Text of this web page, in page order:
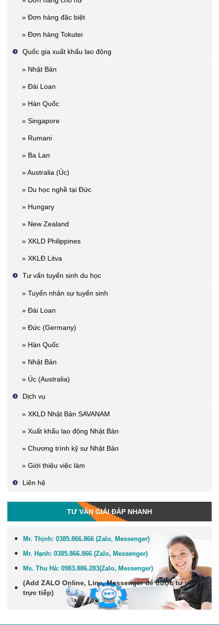
» Đơn hàng đặc biệt
» Đơn hàng Tokutei
Quốc gia xuất khẩu lao động
» Nhật Bản
» Đài Loan
» Hàn Quốc
» Singapore
» Rumani
» Ba Lan
» Australia (Úc)
» Du học nghề tại Đức
» Hungary
» New Zealand
» XKLD Philippines
» XKLĐ Litva
Tư vấn tuyển sinh du học
» Tuyển nhân sự tuyển sinh
» Đài Loan
» Đức (Germany)
» Hàn Quốc
» Nhật Bản
» Úc (Australia)
Dịch vụ
» XKLD Nhật Bản SAVANAM
» Xuất khẩu lao động Nhật Bản
» Chương trình kỹ sư Nhật Bản
» Giới thiệu việc làm
Liên hệ
TƯ VẤN GIẢI ĐÁP NHANH
Mr. Thịnh: 0385.866.866 (Zalo, Messenger)
Mr. Hạnh: 0385.866.866 (Zalo, Messenger)
Ms. Thu Hà: 0983.886.283(Zalo, Messenger)
(Add ZALO Online, Line, Messengerđể được tư vấn
trực tiếp)